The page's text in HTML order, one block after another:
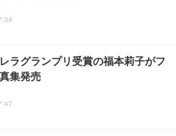
ラグランプリ受賞の福本莉子がフ
集発売